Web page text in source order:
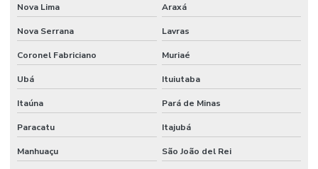
Fornecedor De Filtro De Ar Em Minas Gerais
Fornecedor De Filtro De Óleo Para Motores
Fornecedor De Filtro Hidráulico Em Minas Gerais
Fornecedor De Mangueira Hidráulica Mg
Nova Lima Araxá
Nova Serrana Lavras
Coronel Fabriciano Muriaé
Ubá Ituiutaba
Itaúna Pará de Minas
Paracatu Itajubá
Manhuaçu São João del Rei